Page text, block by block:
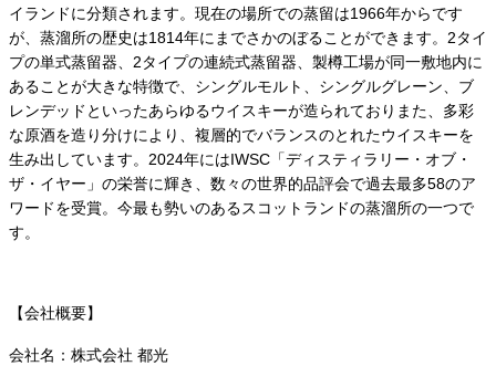
イランドに分類されます。現在の場所での蒸留は1966年からです
が、蒸溜所の歴史は1814年にまでさかのぼることができます。2タイ
プの単式蒸留器、2タイプの連続式蒸留器、製樽工場が同一敷地内に
あることが大きな特徴で、シングルモルト、シングルグレーン、ブ
レンデッドといったあらゆるウイスキーが造られておりまた、多彩
な原酒を造り分けにより、複層的でバランスのとれたウイスキーを
生み出しています。2024年にはIWSC「ディスティラリー・オブ・
ザ・イヤー」の栄誉に輝き、数々の世界的品評会で過去最多58のア
ワードを受賞。今最も勢いのあるスコットランドの蒸溜所の一つで
す。
【会社概要】
会社名：株式会社 都光